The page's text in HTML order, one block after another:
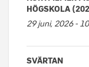
HÖGSKOLA
29 juni, 2026 -
SVÄRTAN